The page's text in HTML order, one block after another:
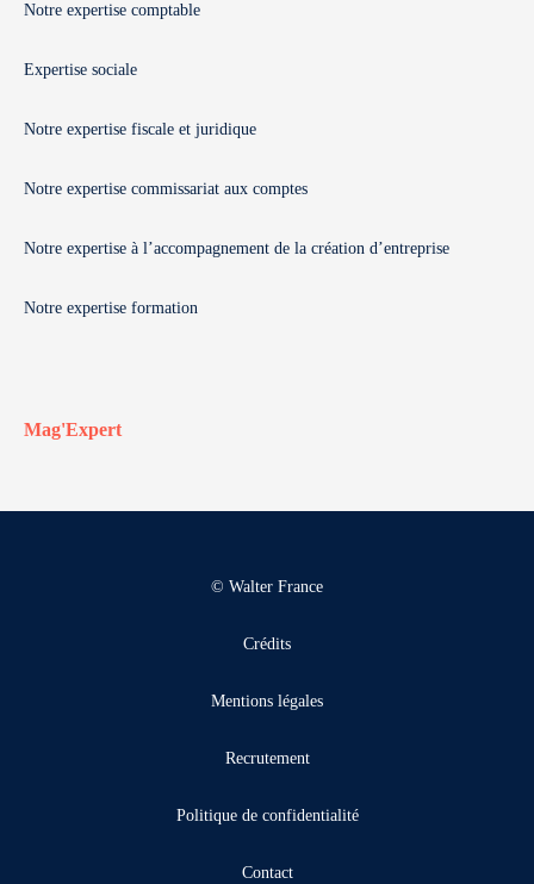
Notre expertise comptable
Expertise sociale
Notre expertise fiscale et juridique
Notre expertise commissariat aux comptes
Notre expertise à l’accompagnement de la création d’entreprise
Notre expertise formation
Mag'Expert
© Walter France
Crédits
Mentions légales
Recrutement
Politique de confidentialité
Contact